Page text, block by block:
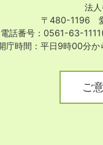
法
〒480-1196
電話番号：0561-63-
庁時間：平日9時00分
ご